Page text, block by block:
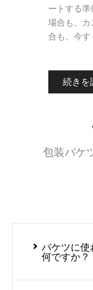
ートする
場合も、カ
合も、今す
続きを
包装バケ
バケツに使
何ですか？